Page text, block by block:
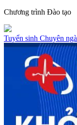
Chương trình Đào tạo
Tuyển sinh Chuyên